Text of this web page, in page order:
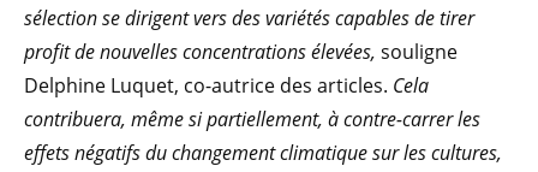
sélection se dirigent vers des variétés capables de tirer
profit de nouvelles concentrations élevées, souligne
Delphine Luquet, co-autrice des articles. Cela
contribuera, même si partiellement, à contre-carrer les
effets négatifs du changement climatique sur les cultures,